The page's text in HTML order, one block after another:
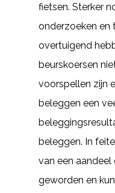
fietsen. Sterker
onderzoeken en
overtuigend
beurskoersen
voorspellen zijn
beleggen een
beleggen. In
van een
geworden en